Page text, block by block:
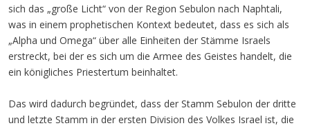
sich das „große Licht“ von der Region Sebulon nach Naphtali,
was in einem prophetischen Kontext bedeutet, dass es sich als
„Alpha und Omega“ über alle Einheiten der Stämme Israels
erstreckt, bei der es sich um die Armee des Geistes handelt, die
ein königliches Priestertum beinhaltet.
Das wird dadurch begründet, dass der Stamm Sebulon der dritte
und letzte Stamm in der ersten Division des Volkes Israel ist, die